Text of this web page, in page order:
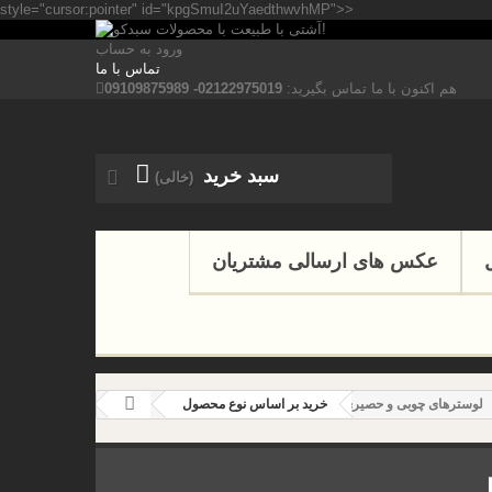
style="cursor:pointer" id="kpgSmuI2uYaedthwvhMP">>
ورود به حساب
تماس با ما
هم اکنون با ما تماس بگیرید: 02122975019- 09109875989
سبد خرید (خالی)
عکس های ارسالی مشتریان
خرید بر اساس نوع محصول لوسترهای چوبی و حصیری